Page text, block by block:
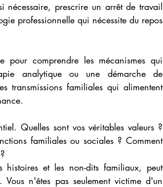
nécessaire, prescrire un arrêt de travail
professionnelle qui nécessite du repos
pour comprendre les mécanismes qui
analytique ou une démarche de
transmissions familiales qui alimentent
Quelles sont vos véritables valeurs ?
familiales ou sociales ? Comment
histoires et les non-dits familiaux, peut
n'êtes pas seulement victime d'un